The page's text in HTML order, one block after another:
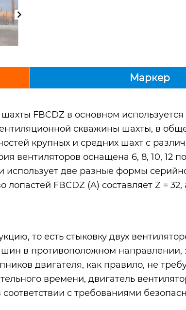
Маркер
FBCDZ в основном используется
скважины шахты, в
крупных и средних шахт с
вентиляторов оснащена 6, 8, 10, 12
две разные формы
FBCDZ (A) составляет Z =
то есть стыковку двух
в противоположном направлении,
двигателя, как правило, не
времени, двигатель
с требованиями